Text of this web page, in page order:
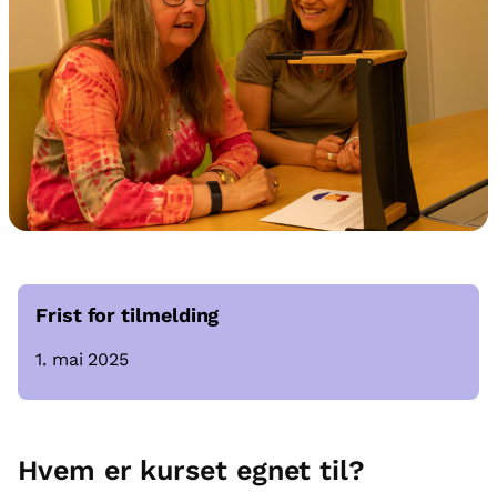
Frist for tilmelding
1. mai 2025
Hvem er kurset egnet til?